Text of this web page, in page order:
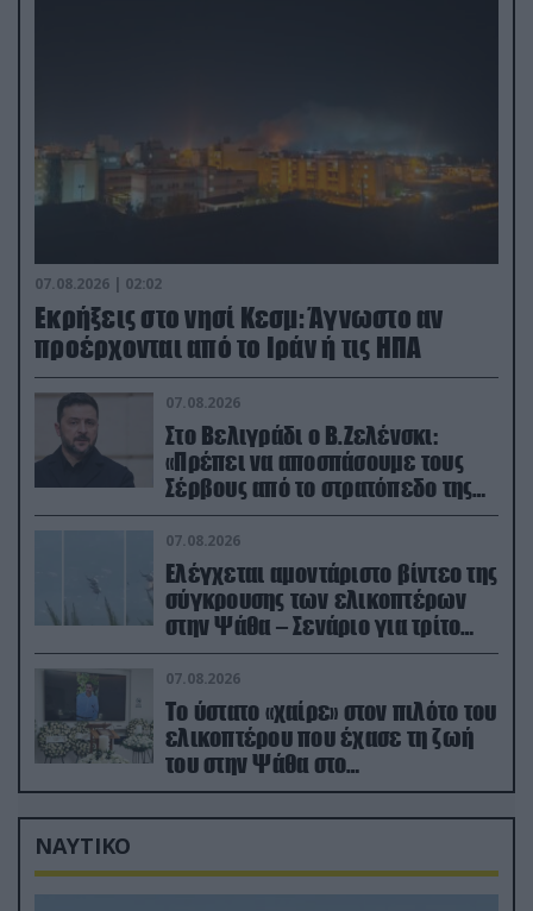
07.08.2026 | 02:02
Εκρήξεις στο νησί Κεσμ: Άγνωστο αν
προέρχονται από το Ιράν ή τις ΗΠΑ
07.08.2026
Στο Βελιγράδι ο Β.Ζελένσκι:
«Πρέπει να αποσπάσουμε τους
Σέρβους από το στρατόπεδο της
Ρωσίας»
07.08.2026
Ελέγχεται αμοντάριστο βίντεο της
σύγκρουσης των ελικοπτέρων
στην Ψάθα – Σενάριο για τρίτο
ελικόπτερο
07.08.2026
Το ύστατο «χαίρε» στον πιλότο του
ελικοπτέρου που έχασε τη ζωή
του στην Ψάθα στο
αποτεφρωτήριο Ριτσώνας
ΝΑΥΤΙΚΟ